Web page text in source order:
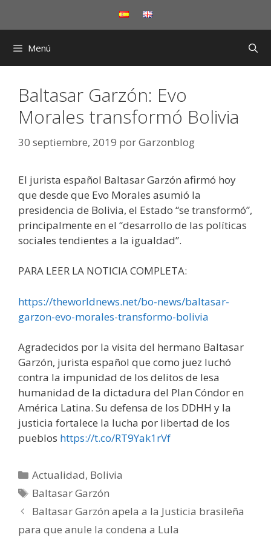
Menú
Baltasar Garzón: Evo
Morales transformó Bolivia
30 septiembre, 2019 porGarzonblog
El jurista español Baltasar Garzón afirmó hoy
que desde que Evo Morales asumió la
presidencia de Bolivia, el Estado “se transformó”,
principalmente en el “desarrollo de las políticas
sociales tendientes a la igualdad”.
PARA LEER LA NOTICIA COMPLETA:
https://theworldnews.net/bo-news/baltasar-
garzon-evo-morales-transformo-bolivia
Agradecidos por la visita del hermano Baltasar
Garzón, jurista español que como juez luchó
contra la impunidad de los delitos de lesa
humanidad de la dictadura del Plan Cóndor en
América Latina. Su defensa de los DDHH y la
justicia fortalece la lucha por libertad de los
pueblos https://t.co/RT9Yak1rVf
Categorías
Actualidad, Bolivia
Etiquetas
Baltasar Garzón
Baltasar Garzón apela a la Justicia brasileña
para que anule la condena a Lula